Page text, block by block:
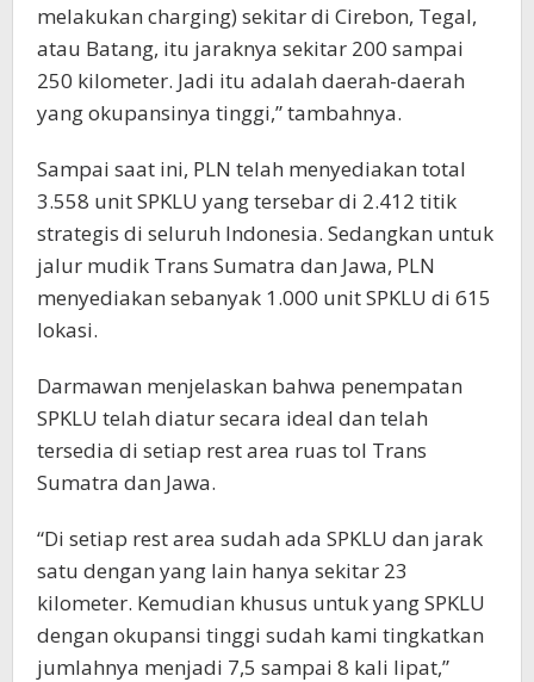
melakukan charging) sekitar di Cirebon, Tegal,
atau Batang, itu jaraknya sekitar 200 sampai
250 kilometer. Jadi itu adalah daerah-daerah
yang okupansinya tinggi,” tambahnya.
Sampai saat ini, PLN telah menyediakan total
3.558 unit SPKLU yang tersebar di 2.412 titik
strategis di seluruh Indonesia. Sedangkan untuk
jalur mudik Trans Sumatra dan Jawa, PLN
menyediakan sebanyak 1.000 unit SPKLU di 615
lokasi.
Darmawan menjelaskan bahwa penempatan
SPKLU telah diatur secara ideal dan telah
tersedia di setiap rest area ruas tol Trans
Sumatra dan Jawa.
“Di setiap rest area sudah ada SPKLU dan jarak
satu dengan yang lain hanya sekitar 23
kilometer. Kemudian khusus untuk yang SPKLU
dengan okupansi tinggi sudah kami tingkatkan
jumlahnya menjadi 7,5 sampai 8 kali lipat,”